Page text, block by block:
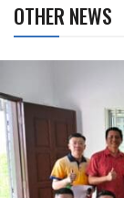
OTHER NEWS